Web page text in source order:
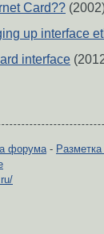
Card??
up interface
interface
форума-